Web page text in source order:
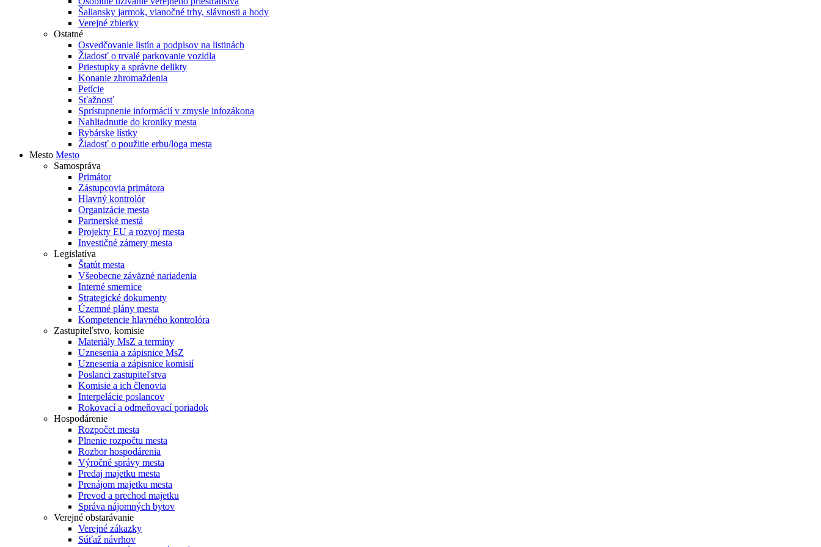
Šaliansky jarmok, vianočné trhy, slávnosti a hody
Verejné zbierky
Ostatné
Osvedčovanie listín a podpisov na listinách
Žiadosť o trvalé parkovanie vozidla
Priestupky a správne delikty
Konanie zhromaždenia
Petície
Sťažnosť
Sprístupnenie informácií v zmysle infozákona
Nahliadnutie do kroniky mesta
Rybárske lístky
Žiadosť o použitie erbu/loga mesta
Mesto Mesto
Samospráva
Primátor
Zástupcovia primátora
Hlavný kontrolór
Organizácie mesta
Partnerské mestá
Projekty EU a rozvoj mesta
Investičné zámery mesta
Legislatíva
Štatút mesta
Všeobecne záväzné nariadenia
Interné smernice
Strategické dokumenty
Územné plány mesta
Kompetencie hlavného kontrolóra
Zastupiteľstvo, komisie
Materiály MsZ a termíny
Uznesenia a zápisnice MsZ
Uznesenia a zápisnice komisií
Poslanci zastupiteľstva
Komisie a ich členovia
Interpelácie poslancov
Rokovací a odmeňovací poriadok
Hospodárenie
Rozpočet mesta
Plnenie rozpočtu mesta
Rozbor hospodárenia
Výročné správy mesta
Predaj majetku mesta
Prenájom majetku mesta
Prevod a prechod majetku
Správa nájomných bytov
Verejné obstarávanie
Verejné zákazky
Súťaž návrhov